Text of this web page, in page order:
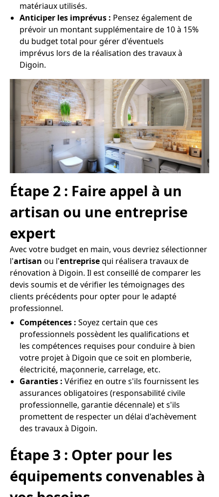
matériaux utilisés.
Anticiper les imprévus : Pensez également de
prévoir un montant supplémentaire de 10 à 15%
du budget total pour gérer d'éventuels
imprévus lors de la réalisation des travaux à
Digoin.
Étape 2 : Faire appel à un
artisan ou une entreprise
expert
Avec votre budget en main, vous devriez sélectionner
l'artisan ou l'entreprisequi réalisera travaux de
rénovation à Digoin. Il est conseillé de comparer les
devis soumis et de vérifier les témoignages des
clients précédents pour opter pour le adapté
professionnel.
Compétences : Soyez certain que ces
professionnels possèdent les qualifications et
les compétences requises pour conduire à bien
votre projet à Digoin que ce soit en plomberie,
électricité, maçonnerie, carrelage, etc.
Garanties : Vérifiez en outre s'ils fournissent les
assurances obligatoires (responsabilité civile
professionnelle, garantie décennale) et s'ils
promettent de respecter un délai d'achèvement
des travaux à Digoin.
Étape 3 : Opter pour les
équipements convenables à